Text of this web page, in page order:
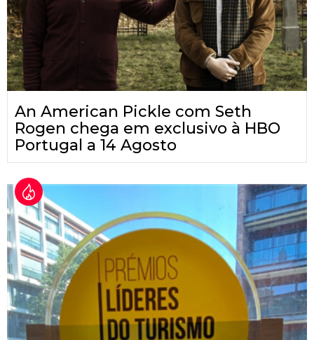
An American Pickle com Seth
Rogen chega em exclusivo à HBO
Portugal a 14 Agosto